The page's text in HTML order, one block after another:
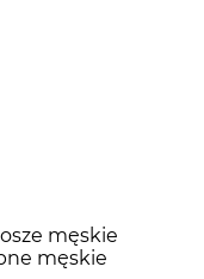
męskie
męskie